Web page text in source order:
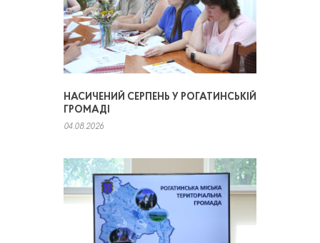
НАСИЧЕНИЙ СЕРПЕНЬ У РОГАТИНСЬКІЙ
ГРОМАДІ
04.08.2026